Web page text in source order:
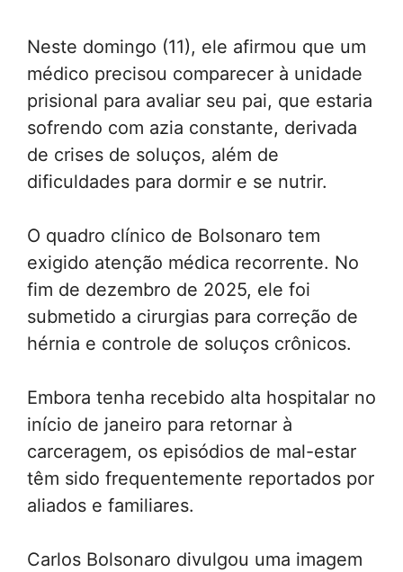
Neste domingo (11), ele afirmou que um
médico precisou comparecer à unidade
prisional para avaliar seu pai, que estaria
sofrendo com azia constante, derivada
de crises de soluços, além de
dificuldades para dormir e se nutrir.
O quadro clínico de Bolsonaro tem
exigido atenção médica recorrente. No
fim de dezembro de 2025, ele foi
submetido a cirurgias para correção de
hérnia e controle de soluços crônicos.
Embora tenha recebido alta hospitalar no
início de janeiro para retornar à
carceragem, os episódios de mal-estar
têm sido frequentemente reportados por
aliados e familiares.
Carlos Bolsonaro divulgou uma imagem